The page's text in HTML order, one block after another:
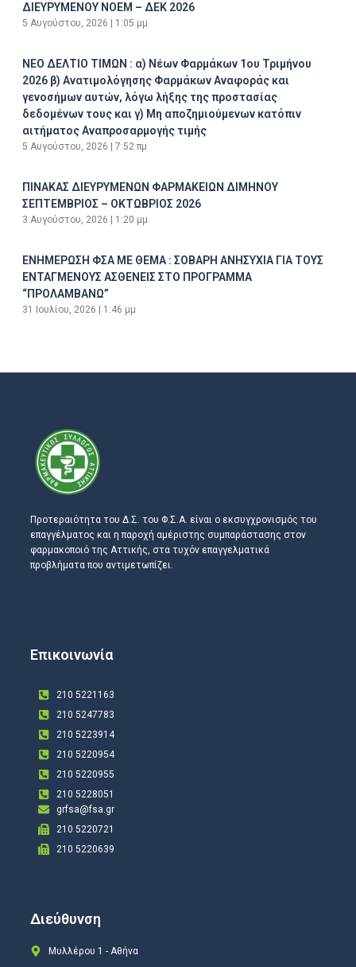
ΔΙΕΥΡΥΜΕΝΟΥ ΝΟΕΜ – ΔΕΚ 2026
5 Αυγούστου, 2026 1:05 μμ
ΝΕΟ ΔΕΛΤΙΟ ΤΙΜΩΝ : α) Νέων Φαρμάκων 1ου Τριμήνου
2026 β) Ανατιμολόγησης Φαρμάκων Αναφοράς και
γενοσήμων αυτών, λόγω λήξης της προστασίας
δεδομένων τους και γ) Μη αποζημιούμενων κατόπιν
αιτήματος Αναπροσαρμογής τιμής
5 Αυγούστου, 2026 7:52 πμ
ΠΙΝΑΚΑΣ ΔΙΕΥΡΥΜΕΝΩΝ ΦΑΡΜΑΚΕΙΩΝ ΔΙΜΗΝΟΥ
ΣΕΠΤΕΜΒΡΙΟΣ – ΟΚΤΩΒΡΙΟΣ 2026
3 Αυγούστου, 2026 1:20 μμ
ΕΝΗΜΕΡΩΣΗ ΦΣΑ ΜΕ ΘΕΜΑ : ΣΟΒΑΡΗ ΑΝΗΣΥΧΙΑ ΓΙΑ ΤΟΥΣ
ΕΝΤΑΓΜΕΝΟΥΣ ΑΣΘΕΝΕΙΣ ΣΤΟ ΠΡΟΓΡΑΜΜΑ
“ΠΡΟΛΑΜΒΑΝΩ”
31 Ιουλίου, 2026 1:46 μμ
Προτεραιότητα του Δ.Σ. του Φ.Σ.Α. είναι ο εκσυγχρονισμός του
επαγγέλματος και η παροχή αμέριστης συμπαράστασης στον
φαρμακοποιό της Αττικής, στα τυχόν επαγγελματικά
προβλήματα που αντιμετωπίζει.
Επικοινωνία
210 5221163
210 5247783
210 5223914
210 5220954
210 5220955
210 5228051
grfsa@fsa.gr
210 5220721
210 5220639
Διεύθυνση
Μυλλέρου 1 - Αθήνα